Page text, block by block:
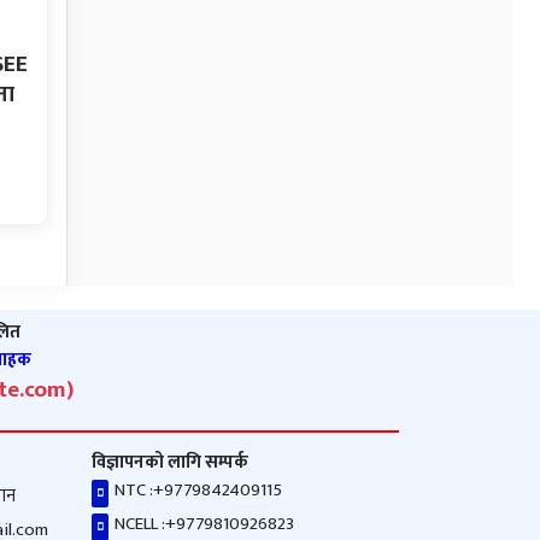
विज्ञापनको लागि सम्पर्क
NTC :+9779842409115
NCELL :+9779810926823